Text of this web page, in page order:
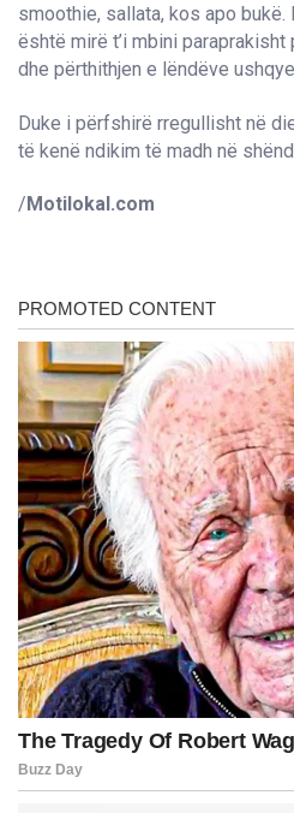
smoothie, sallata, kos apo
është mirë t’i mbini
dhe përthithjen e lëndëve
Duke i përfshirë rregullisht në
të kenë ndikim të madh në
/ Motilokal.com